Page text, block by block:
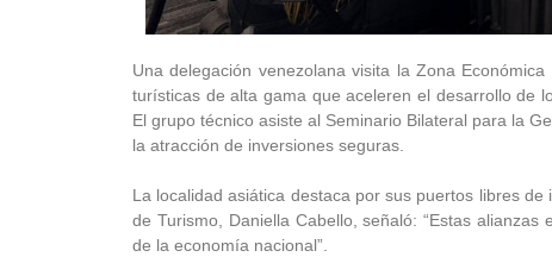
Una delegación venezolana visita la Zona
turísticas de alta gama que aceleren el desarrollo de
El grupo técnico asiste al Seminario Bilateral para la
la atracción de inversiones seguras.
La localidad asiática destaca por sus puertos libres
de Turismo, Daniella Cabello, señaló: “Estas
de la economía nacional”.